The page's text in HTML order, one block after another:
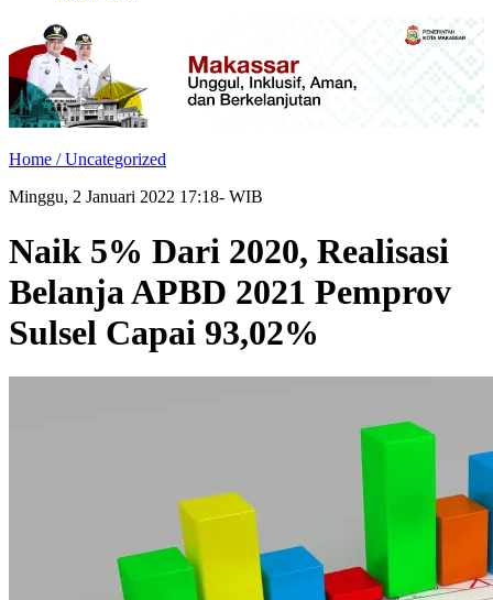
Home /Uncategorized
Minggu, 2 Januari 2022 17:18- WIB
Naik 5% Dari 2020, Realisasi
Belanja APBD 2021 Pemprov
Sulsel Capai 93,02%